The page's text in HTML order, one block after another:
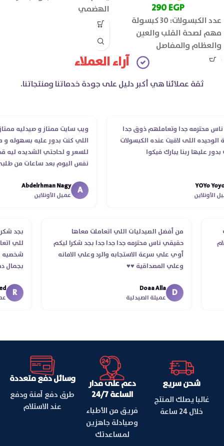
290EGP
عدد الكبسولات: 30 كبسولة
مهم لصحة القلب والعين
والعظام والمفاصل
الهضمي
آراء العملاء
ثقة عملائنا هي أكبر دليل على جودة خدماتنا ومنتجاتنا.
جدا وتعاملهم ذوق جدا
اللى لاقيت عنده الكبسولات
ربنا يبارك فيكوا
ويب سايت ممتاز و صيدليه ممتازه
اللي كنت بدور عليه بسهوله و من
للسعر و لحاجتي الشديده ليه قدر
نفس اليوم بعد ساعات من طلبي و
انتهاء موعد عمله ..فضل يتابع معايا
استلمت ..شكرا جزيلا ليكم
Abdelrhman Nagy
عميل الأونلاين
من أفضل الصيدليات اللي اتعاملت معاها
حقيقي ناس محترمه جدا جدا جدا بجد شكرا ليكم
أوي علي سرعة الاستجابه والرد وعلي الامانه
وعلي المصداقية ♥️♥️‏
D
Doaa Alla
عميلة الصيدلية
شحن سريع
غالبا يصلك المنتج
خلال 24 ساعة
دعم على مدار
الساعة 24/7
فريق من الأطباء
وصيادلة جاهزين
لمساعدتك
وسائل دفع متعددة
طرق دفع آمنة ودفع
عند الاستلام